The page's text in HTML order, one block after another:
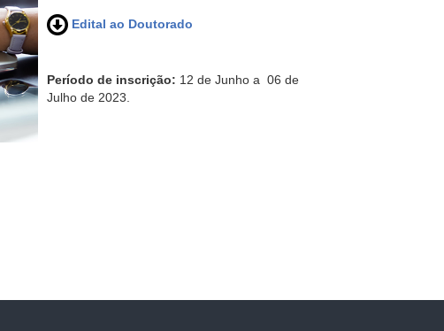
Edital ao Doutorado
Período de inscrição: 12 de Junho a 06 de
Julho de 2023.